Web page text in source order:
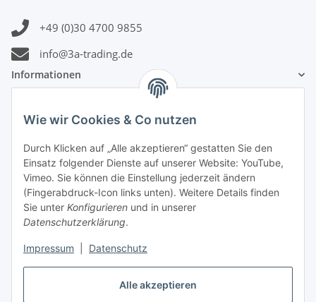
Alle akzeptieren
Wie wir Cookies & Co nutzen
Durch Klicken auf „Alle akzeptieren“ gestatten Sie den
Einsatz folgender Dienste auf unserer Website: YouTube,
Vimeo. Sie können die Einstellung jederzeit ändern
(Fingerabdruck-Icon links unten). Weitere Details finden
Sie unter Konfigurieren und in unserer
Datenschutzerklärung.
Impressum Datenschutz
+49 (0)30 4700 9855
info@3a-trading.de
Informationen
Gesetzliche Informationen
Zahlungsinformationen
Versandinformationen